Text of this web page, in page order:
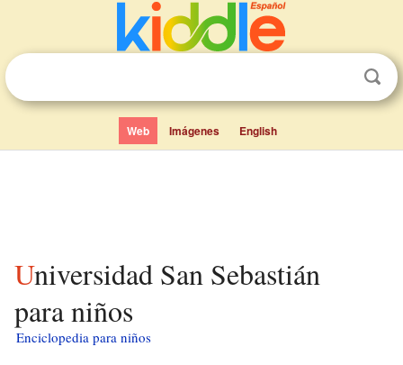
Web Imágenes English
Universidad San Sebastián
para niños
Enciclopedia para niños